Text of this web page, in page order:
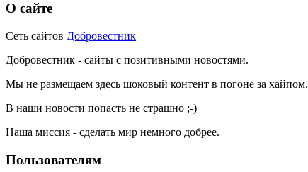
О сайте
Сеть сайтов Добровестник
Добровестник - сайты с позитивными новостями.
Мы не размещаем здесь шоковый контент в погоне за хайпом.
В наши новости попасть не страшно ;-)
Наша миссия - сделать мир немного добрее.
Пользователям